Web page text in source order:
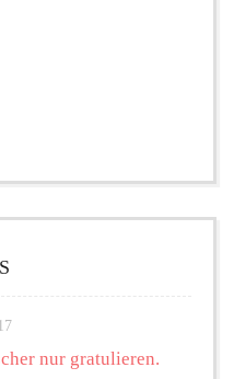
nur gratulieren.